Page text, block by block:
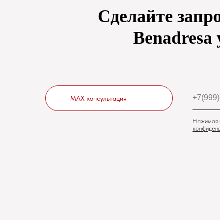
Сделайте
Benadresa
Нажимая
MAX консультация